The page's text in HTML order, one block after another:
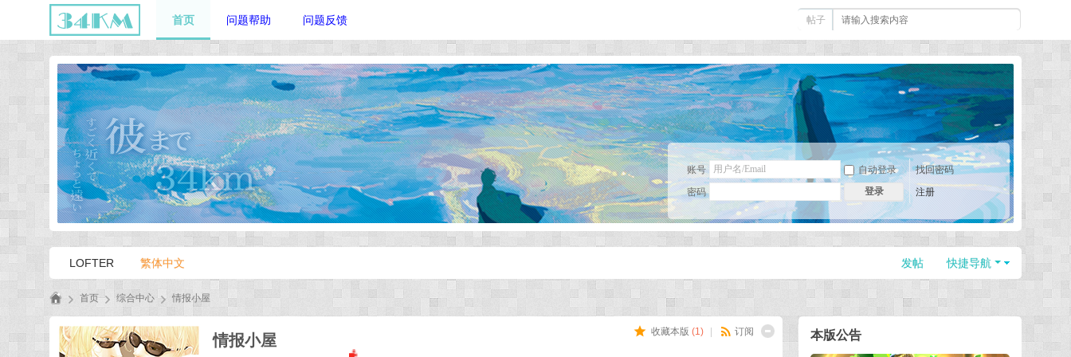
首页 问题帮助 问题反馈 帖子
账号 自动登录
找回密码
密码
登录 注册
快捷导航
发帖
LOFTER 繁体中文
三
十
首页 综合中心 情报小屋
情报小屋 收藏本版 (1) 订阅 本版公告